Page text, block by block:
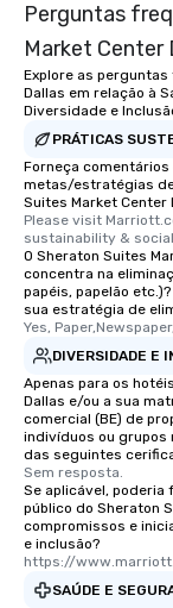
Perguntas
Market Center
Explore as
Dallas em relação à
Diversidade e
PRÁTICAS
Forneça
metas/estratégias
Suites Market Center
Please visit
sustainability &
O Sheraton Suites
concentra na
papéis, papelão
sua estratégia de
Yes,
DIVERSIDADE E
Apenas para os
Dallas e/ou a sua
comercial (BE) de
indivíduos ou grupos
das seguintes
Sem resposta.
Se aplicável, poderia
público do Sheraton
compromissos e
e inclusão?
https://
SAÚDE E